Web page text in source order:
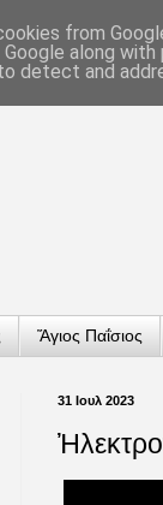
Ἅγιος Παΐσιος
31 Ιουλ 2023
from
Google along
detect and